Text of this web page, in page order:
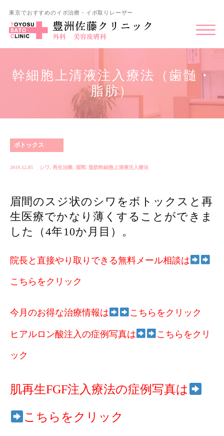
東京でおすすめのイボ治療・イボ取りレーザー
幹細胞上清液注入療法（歯髄・
脂肪）
ボトックス
2019.12.05 シワ, 再生治療, 眉間, 脂肪幹細胞上清液注入療法
眉間のスジ状のシワをボトックスと再
生医療でかなり薄くすることができま
した（4年10か月目）。
院長と直接やり取りできる無料メール相談は
こちらをクリック
今月のお得な治療情報は こちらをクリック
ヒアルロン酸注入の症例写真は こちらをクリ
ック
肌再生FGF注入療法の症例写真は
こちらをクリック